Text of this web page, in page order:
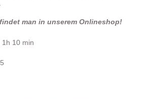
man in unserem Onlineshop!
1h 10 min
5